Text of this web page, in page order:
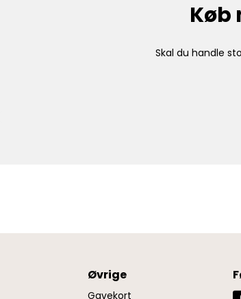
Køb
Skal du handle
Øvrige
Gavekort